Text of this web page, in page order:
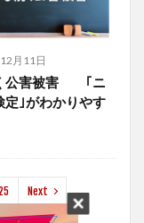
月11日
公害被害 ｢ニ
定｣がわかりやす
Next